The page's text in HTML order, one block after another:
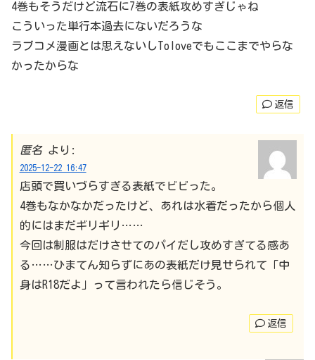
4巻もそうだけど流石に7巻の表紙攻めすぎじゃね
こういった単行本過去にないだろうな
ラブコメ漫画とは思えないしToloveでもここまでやらな
かったからな
返信
匿名 より:
2025-12-22 16:47
店頭で買いづらすぎる表紙でビビった。
4巻もなかなかだったけど、あれは水着だったから個人
的にはまだギリギリ……
今回は制服はだけさせてのパイだし攻めすぎてる感あ
る……ひまてん知らずにあの表紙だけ見せられて「中
身はR18だよ」って言われたら信じそう。
返信